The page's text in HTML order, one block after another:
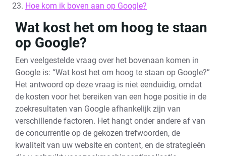
Hoe kom ik boven aan op Google?
Wat kost het om hoog te staan
op Google?
Een veelgestelde vraag over het bovenaan komen in
Google is: “Wat kost het om hoog te staan op Google?”
Het antwoord op deze vraag is niet eenduidig, omdat
de kosten voor het bereiken van een hoge positie in de
zoekresultaten van Google afhankelijk zijn van
verschillende factoren. Het hangt onder andere af van
de concurrentie op de gekozen trefwoorden, de
kwaliteit van uw website en content, en de strategieën